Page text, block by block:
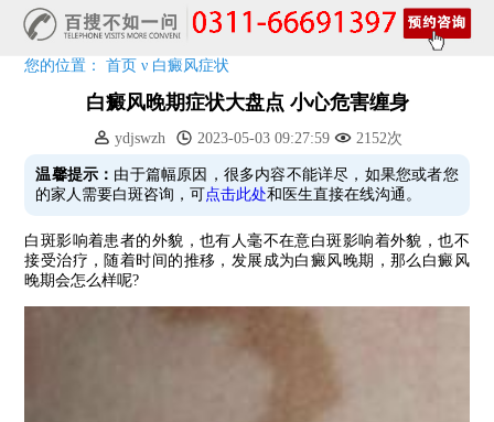
特邀原清华大学第一附属医院皮肤科主任28-29日来院会诊
您的位置：首页 ν 白癜风症状
白癜风晚期症状大盘点 小心危害缠身
ydjswzh 2023-05-03 09:27:59 2152次
温馨提示： 由于篇幅原因，很多内容不能详尽，如果您或者您
的家人需要白斑咨询，可点击此处和医生直接在线沟通。
白斑影响着患者的外貌，也有人毫不在意白斑影响着外貌，也不
接受治疗，随着时间的推移，发展成为白癜风晚期，那么白癜风
晚期会怎么样呢?